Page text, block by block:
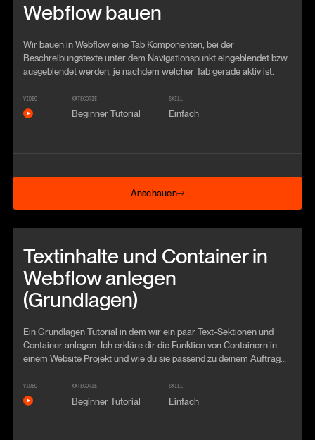
Webflow bauen
Wir bauen in Webflow eine Tab Komponenten, bei der
Beschreibungstexte unter dem Navigationspunkt eingeblendet bzw.
ausgeblendet werden, je nachdem welcher Tab gerade aktiv ist.
VIDEO KATEGORIE
Beginner Tutorial
SKILL
Einfach
Anschauen
Anschauen
Textinhalte und Container in
Webflow anlegen
(Grundlagen)
Ein Grundlagen Tutorial in dem wir ein paar Text-Sektionen und
Container anlegen. Ich erkläre dir die Funktion von Containern in
einem Website Projekt und wie du sie passend zu deinem Auftrag
VIDEO KATEGORIE
Beginner Tutorial
SKILL
Einfach